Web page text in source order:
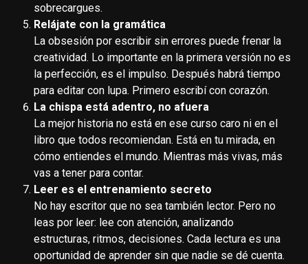
sobrecargues.
Relájate con la gramática
La obsesión por escribir sin errores puede frenar la
creatividad. Lo importante en la primera versión no es
la perfección, es el impulso. Después habrá tiempo
para editar con lupa. Primero escribí con corazón.
La chispa está adentro, no afuera
La mejor historia no está en ese curso caro ni en el
libro que todos recomiendan. Está en tu mirada, en
cómo entiendes el mundo. Mientras más vivas, más
vas a tener para contar.
Leer es el entrenamiento secreto
No hay escritor que no sea también lector. Pero no
leas por leer: lee con atención, analizando
estructuras, ritmos, decisiones. Cada lectura es una
oportunidad de aprender sin que nadie se dé cuenta.